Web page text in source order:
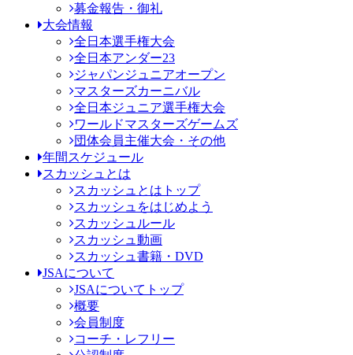
募金報告・御礼
大会情報
全日本選手権大会
全日本アンダー23
ジャパンジュニアオープン
マスターズカーニバル
全日本ジュニア選手権大会
ワールドマスターズゲームズ
団体会員主催大会・その他
年間スケジュール
スカッシュとは
スカッシュとはトップ
スカッシュをはじめよう
スカッシュルール
スカッシュ動画
スカッシュ書籍・DVD
JSAについて
JSAについてトップ
概要
会員制度
コーチ・レフリー